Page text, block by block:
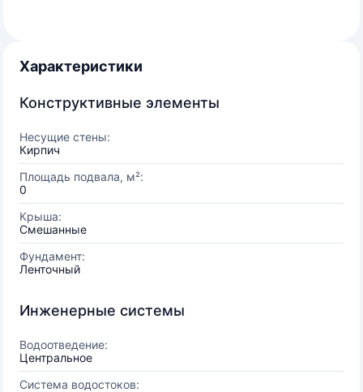
Характеристики
Конструктивные элементы
Несущие стены:
Кирпич
Площадь подвала, м²:
0
Крыша:
Смешанные
Фундамент:
Ленточный
Инженерные системы
Водоотведение:
Центральное
Система водостоков: